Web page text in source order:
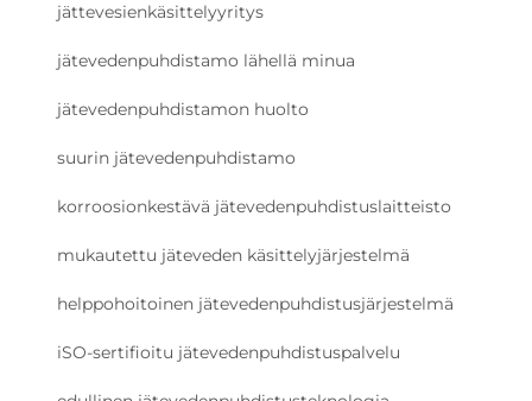
jättevesienkäsittelyyritys
jätevedenpuhdistamo lähellä minua
jätevedenpuhdistamon huolto
suurin jätevedenpuhdistamo
korroosionkestävä jätevedenpuhdistuslaitteisto
mukautettu jäteveden käsittelyjärjestelmä
helppohoitoinen jätevedenpuhdistusjärjestelmä
iSO-sertifioitu jätevedenpuhdistuspalvelu